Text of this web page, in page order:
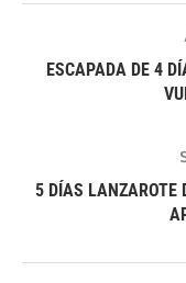
ESCAPADA DE 4
5 DÍAS LANZAROTE